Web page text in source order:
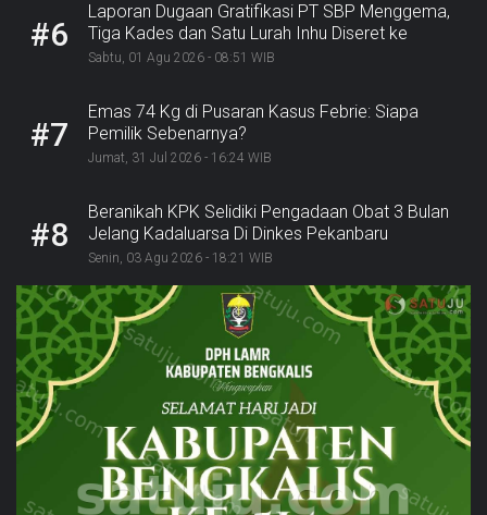
#6
Laporan Dugaan Gratifikasi PT SBP Menggema,
Tiga Kades dan Satu Lurah Inhu Diseret ke
Kejaksaan
Sabtu, 01 Agu 2026 - 08:51 WIB
#7
Emas 74 Kg di Pusaran Kasus Febrie: Siapa
Pemilik Sebenarnya?
Jumat, 31 Jul 2026 - 16:24 WIB
#8
Beranikah KPK Selidiki Pengadaan Obat 3 Bulan
Jelang Kadaluarsa Di Dinkes Pekanbaru
Senin, 03 Agu 2026 - 18:21 WIB